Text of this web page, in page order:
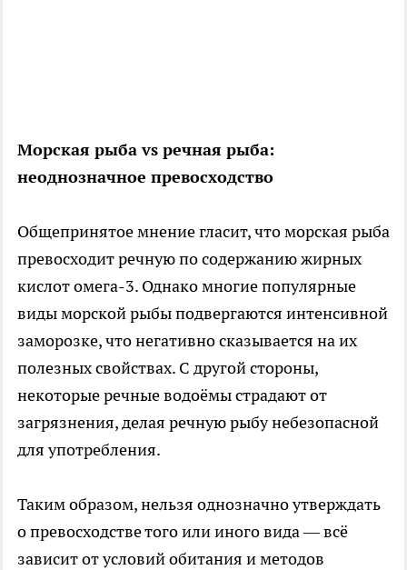
Морская рыба vs речная рыба:
неоднозначное превосходство
Общепринятое мнение гласит, что морская рыба
превосходит речную по содержанию жирных
кислот омега-3. Однако многие популярные
виды морской рыбы подвергаются интенсивной
заморозке, что негативно сказывается на их
полезных свойствах. С другой стороны,
некоторые речные водоёмы страдают от
загрязнения, делая речную рыбу небезопасной
для употребления.
Таким образом, нельзя однозначно утверждать
о превосходстве того или иного вида — всё
зависит от условий обитания и методов